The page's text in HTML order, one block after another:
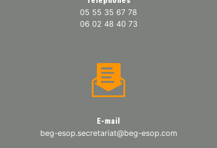
05 55 35 67 78
06 02 48 40 73
E-mail
beg-esop.secretariat@beg-esop.com